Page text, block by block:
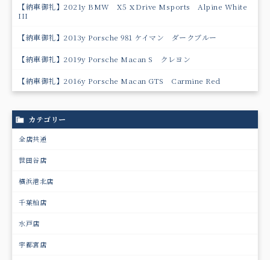
【納車御礼】2021y BMW X5 ｘDrive Msports Alpine White
III
【納車御礼】2013y Porsche 981 ケイマン ダークブルー
【納車御礼】2019y Porsche Macan S クレヨン
【納車御礼】2016y Porsche Macan GTS Carmine Red
カテゴリー
全店共通
世田谷店
横浜港北店
千葉柏店
水戸店
宇都宮店